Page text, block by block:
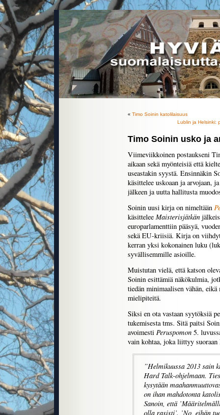
« Timo Soinin katolilaisuus
Lublin ja Helsinki:
Timo Soinin usko ja
Viimeviikkoinen postaukseni
aikaan sekä myönteisiä että
useastakin syystä. Ensinnäkin
käsittelee uskoaan ja arvojaan,
jälkeen ja uutta hallitusta
Soinin uusi kirja on nimeltään
käsittelee Maisterisjätkän
europarlamenttiin pääsyä,
sekä EU-kriisiä. Kirja on
kerran yksi kokonainen luku
syvällisemmille asioille.
Muistutan vielä, että katson
Soinin esittämiä näkökulmia,
tiedän minimaalisen vähän,
mielipiteitä.
Siksi en ota vastaan syytöksiä
tukemisesta tms. Sitä paitsi
avoimesti Peruspomon 5.
vain kohtaa, joka liittyy suoraan
”Helmikuussa 2013 sain
Hard Talk-ohjelmaan.
kysytään
on ihan mahdotonta
Sanoin, että
olla rasisti’. ’No, eihän